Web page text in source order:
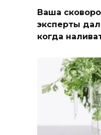
Ваша
эксперты
когда